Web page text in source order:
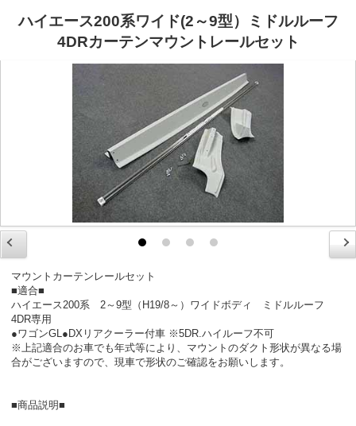
ハイエース200系ワイド(2～9型）ミドルルーフ
4DRカーテンマウントレールセット
マウントカーテンレールセット
■適合■
ハイエース200系 2～9型（H19/8～）ワイドボディ ミドルルーフ
4DR専用
●ワゴンGL●DXリアクーラー付車 ※5DR.ハイルーフ不可
※上記適合のお車でも年式等により、マウントのダクト形状が異なる場
合がございますので、現車で形状のご確認をお願いします。
■商品説明■